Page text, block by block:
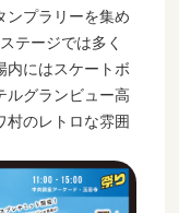
ンプラリーを集め
テージでは多く
内にはスケートボ
ルグランビュー高
村のレトロな雰囲